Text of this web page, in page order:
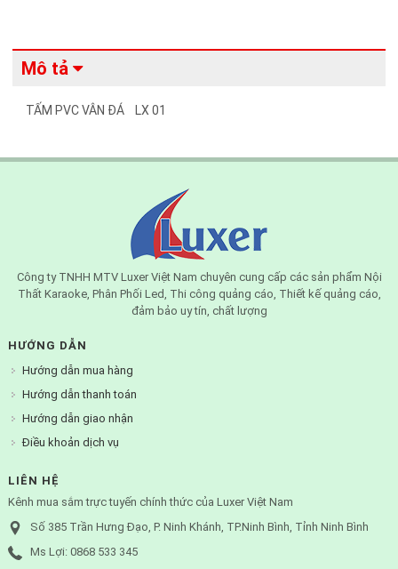
Mô tả
TẤM PVC VÂN ĐÁ LX 01
Công ty TNHH MTV Luxer Việt Nam chuyên cung cấp các sản phẩm Nội
Thất Karaoke, Phân Phối Led, Thi công quảng cáo, Thiết kế quảng cáo,
đảm bảo uy tín, chất lượng
HƯỚNG DẪN
Hướng dẫn mua hàng
Hướng dẫn thanh toán
Hướng dẫn giao nhận
Điều khoản dịch vụ
LIÊN HỆ
Kênh mua sắm trực tuyến chính thức của Luxer Việt Nam
Số 385 Trần Hưng Đạo, P. Ninh Khánh, TP.Ninh Bình, Tỉnh Ninh Bình
Ms Lợi: 0868 533 345